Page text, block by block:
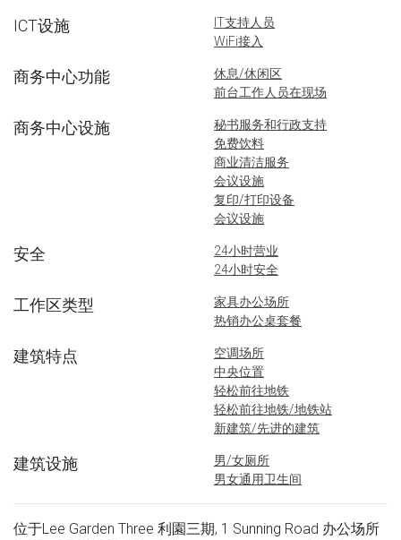
ICT设施
IT支持人员
WiFi接入
商务中心功能
休息/休闲区
前台工作人员在现场
商务中心设施
秘书服务和行政支持
免费饮料
商业清洁服务
会议设施
复印/打印设备
会议设施
安全
24小时营业
24小时安全
工作区类型
家具办公场所
热销办公桌套餐
建筑特点
空调场所
中央位置
轻松前往地铁
轻松前往地铁/地铁站
新建筑/先进的建筑
建筑设施
男/女厕所
男女通用卫生间
位于Lee Garden Three 利園三期, 1 Sunning Road 办公场所